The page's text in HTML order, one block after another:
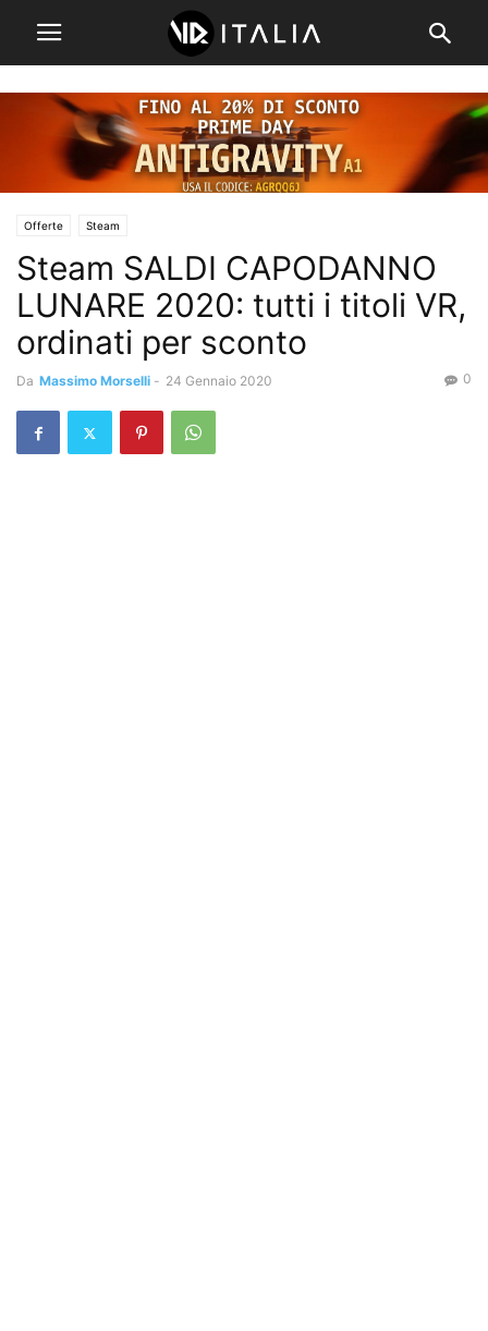
Offerte Steam
Steam SALDI CAPODANNO
LUNARE 2020: tutti i titoli VR,
ordinati per sconto
Da Massimo Morselli - 24 Gennaio 2020 0